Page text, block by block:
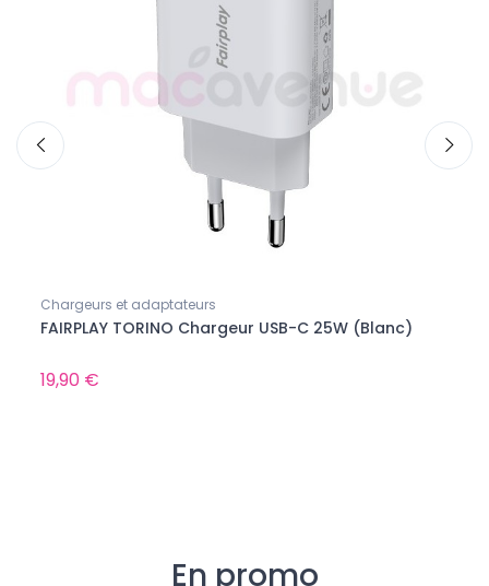
Chargeurs et adaptateurs
FAIRPLAY TORINO Chargeur USB-C 25W (Blanc)
19,90 €
En promo